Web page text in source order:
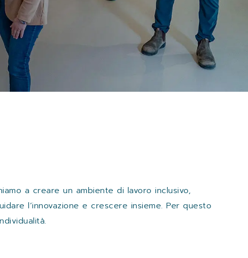
a creare un ambiente di lavoro inclusivo,
l’innovazione e crescere insieme. Per questo